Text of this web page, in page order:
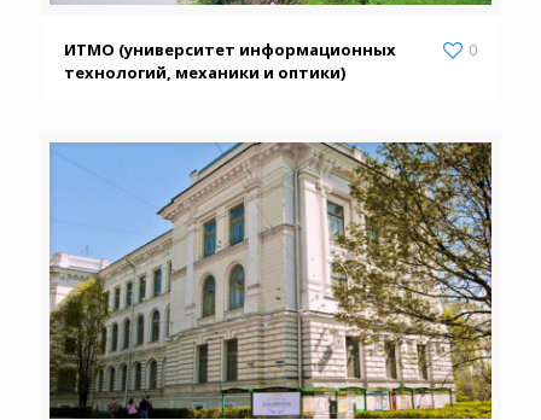
ИТМО (университет информационных
технологий, механики и оптики)
0